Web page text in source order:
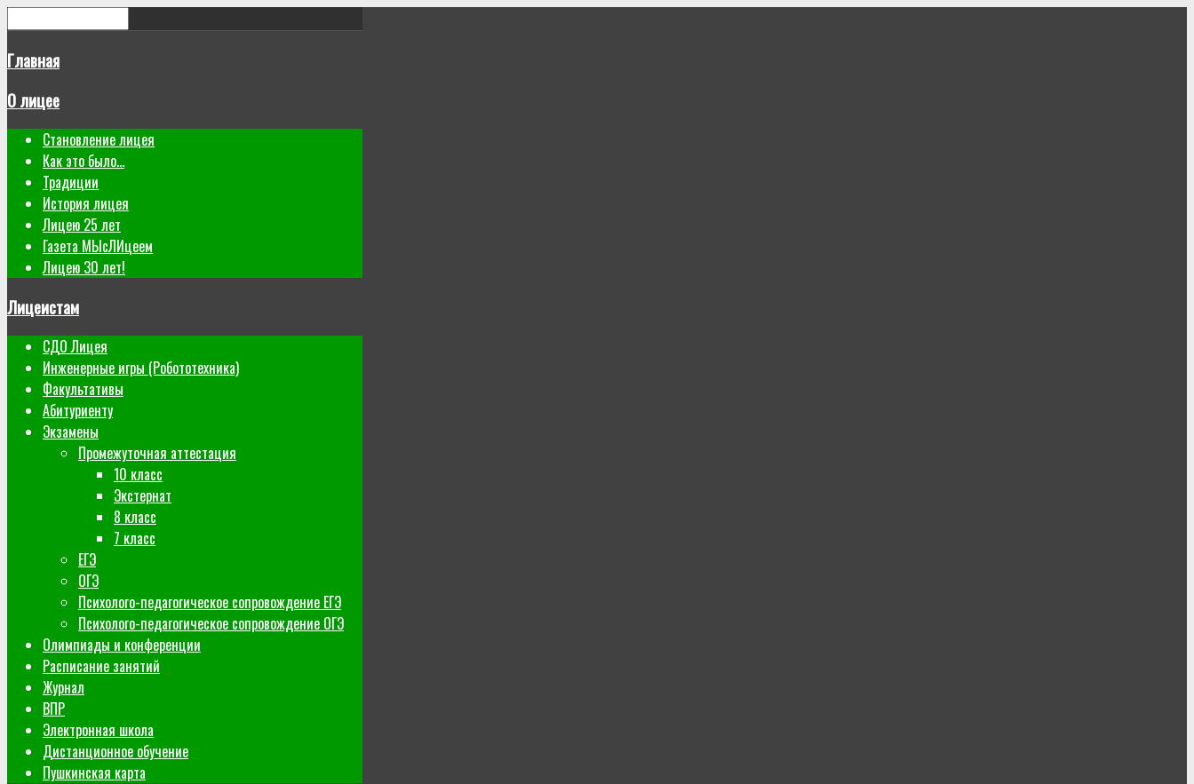
Главная
О лицее
Становление лицея
Как это было...
Традиции
История лицея
Лицею 25 лет
Газета МЫсЛИцеем
Лицею 30 лет!
Лицеистам
СДО Лицея
Инженерные игры (Робототехника)
Факультативы
Абитуриенту
Экзамены
Промежуточная аттестация
10 класс
Экстернат
8 класс
7 класс
ЕГЭ
ОГЭ
Психолого-педагогическое сопровождение ЕГЭ
Психолого-педагогическое сопровождение ОГЭ
Олимпиады и конференции
Расписание занятий
Журнал
ВПР
Электронная школа
Дистанционное обучение
Пушкинская карта